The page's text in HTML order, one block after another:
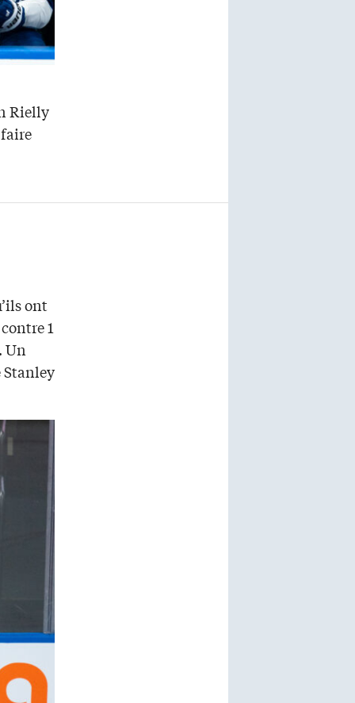
Rielly
ont
1
Un
Stanley